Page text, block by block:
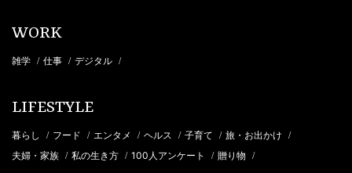
WORK
雑学 / 仕事 / デジタル /
LIFESTYLE
暮らし / フード / エンタメ / ヘルス / 子育て / 旅・お出かけ /
夫婦・家族 / 私の生き方 / 100人アンケート / 贈り物 /